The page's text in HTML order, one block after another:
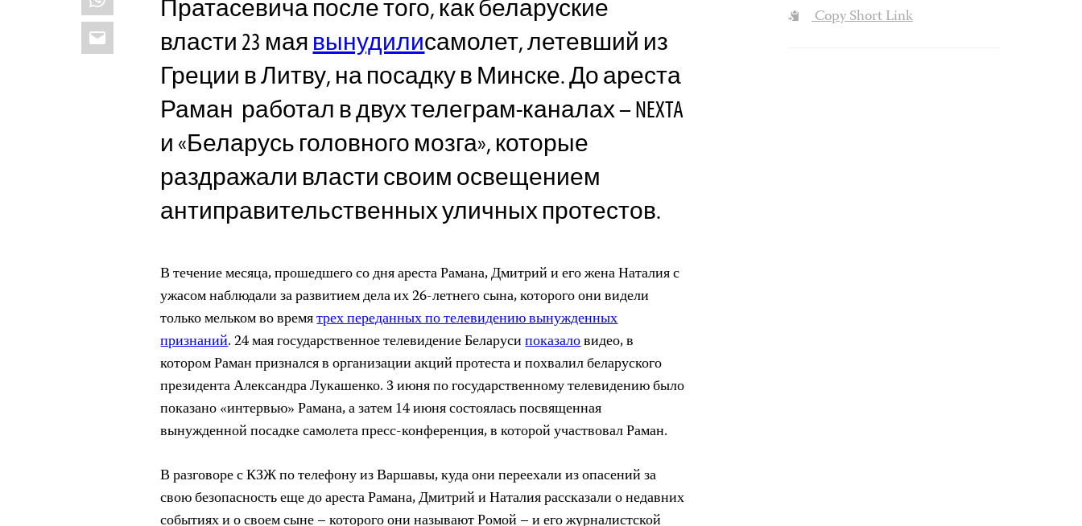
Email
Пратасевича после того, как беларуские
власти 23 мая вынудилисамолет, летевший из
Греции в Литву, на посадку в Минске. До ареста
Раман работал в двух телеграм-каналах – NEXTA
и «Беларусь головного мозга», которые
раздражали власти своим освещением
антиправительственных уличных протестов.
В течение месяца, прошедшего со дня ареста Рамана, Дмитрий и его жена Наталия с
ужасом наблюдали за развитием дела их 26-летнего сына, которого они видели
только мельком во времятрех переданных по телевидению вынужденных
признаний. 24 мая государственное телевидение Беларусипоказаловидео, в
котором Раман признался в организации акций протеста и похвалил беларуского
президента Александра Лукашенко. 3 июня по государственному телевидению было
показано «интервью» Рамана, а затем 14 июня состоялась посвященная
вынужденной посадке самолета пресс-конференция, в которой участвовал Раман.
В разговоре с КЗЖ по телефону из Варшавы, куда они переехали из опасений за
свою безопасность еще до ареста Рамана, Дмитрий и Наталия рассказали о недавних
событиях и о своем сыне – которого они называют Ромой – и его журналистской
Copy Short Link